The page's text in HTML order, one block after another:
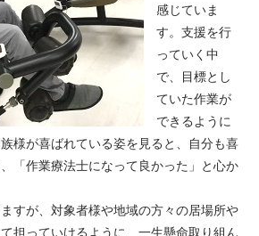
感じていま
す。支援を行
っていく中
で、目標とし
ていた作業が
できるように
様が喜ばれている姿を見ると、自分も喜
「作業療法士になって良かった」と心か
すが、対象者様や地域の方々の居場所や
担っていけるように、一生懸命取り組ん